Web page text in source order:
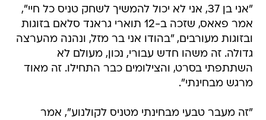
"אני בן 37, אני לא יכול להמשיך לשחק טניס כל חיי",
אמר פאאס, שזכה ב-12 תוארי גראנד סלאם בזוגות
ובזוגות מעורבים, "בהודו אני בר מזל, ונהנה מהערצה
גדולה. זה משהו חדש עבורי, נכון, מעולם לא
השתתפתי בסרט, והצילומים כבר התחילו. זה מאוד
מרגש מבחינתי".
"זה מעבר טבעי מבחינתי מטניס לקולנוע", אמר